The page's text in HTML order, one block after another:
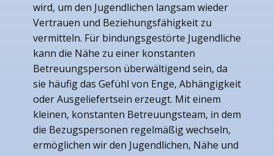
wird, um den Jugendlichen langsam wieder
Vertrauen und Beziehungsfähigkeit zu
vermitteln. Für bindungsgestörte Jugendliche
kann die Nähe zu einer konstanten
Betreuungsperson überwältigend sein, da
sie häufig das Gefühl von Enge, Abhängigkeit
oder Ausgeliefertsein erzeugt. Mit einem
kleinen, konstanten Betreuungsteam, in dem
die Bezugspersonen regelmäßig wechseln,
ermöglichen wir den Jugendlichen, Nähe und